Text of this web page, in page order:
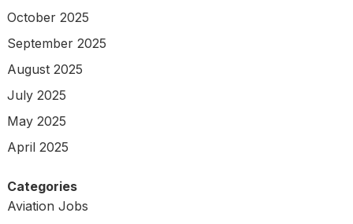
October 2025
September 2025
August 2025
July 2025
May 2025
April 2025
Categories
Aviation Jobs